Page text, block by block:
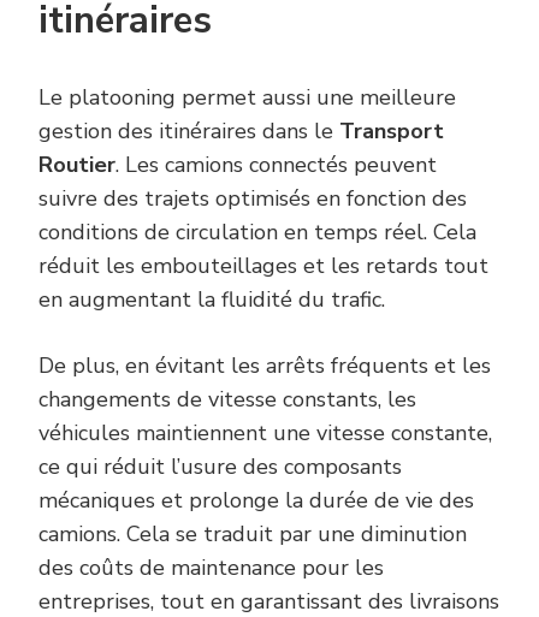
itinéraires
Le platooning permet aussi une meilleure
gestion des itinéraires dans le Transport
Routier. Les camions connectés peuvent
suivre des trajets optimisés en fonction des
conditions de circulation en temps réel. Cela
réduit les embouteillages et les retards tout
en augmentant la fluidité du trafic.
De plus, en évitant les arrêts fréquents et les
changements de vitesse constants, les
véhicules maintiennent une vitesse constante,
ce qui réduit l’usure des composants
mécaniques et prolonge la durée de vie des
camions. Cela se traduit par une diminution
des coûts de maintenance pour les
entreprises, tout en garantissant des livraisons